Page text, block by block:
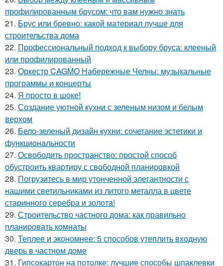
профилированным брусом: что вам нужно знать
21. Брус или бревно: какой материал лучше для
строительства дома
22. Профессиональный подход к выбору бруса: клееный
или профилированный
23. Оркестр CAGMO Набережные Челны: музыкальные
программы и концерты
24. Я просто в шоке!
25. Создание уютной кухни с зеленым низом и белым
верхом
26. Бело-зеленый дизайн кухни: сочетание эстетики и
функциональности
27. Освободить пространство: простой способ
обустроить квартиру с свободной планировкой
28. Погрузитесь в мир утонченной элегантности с
нашими светильниками из литого металла в цвете
старинного серебра и золота!
29. Строительство частного дома: как правильно
планировать комнаты
30. Теплее и экономнее: 5 способов утеплить входную
дверь в частном доме
31. Гипсокартон на потолке: лучшие способы шпаклевки